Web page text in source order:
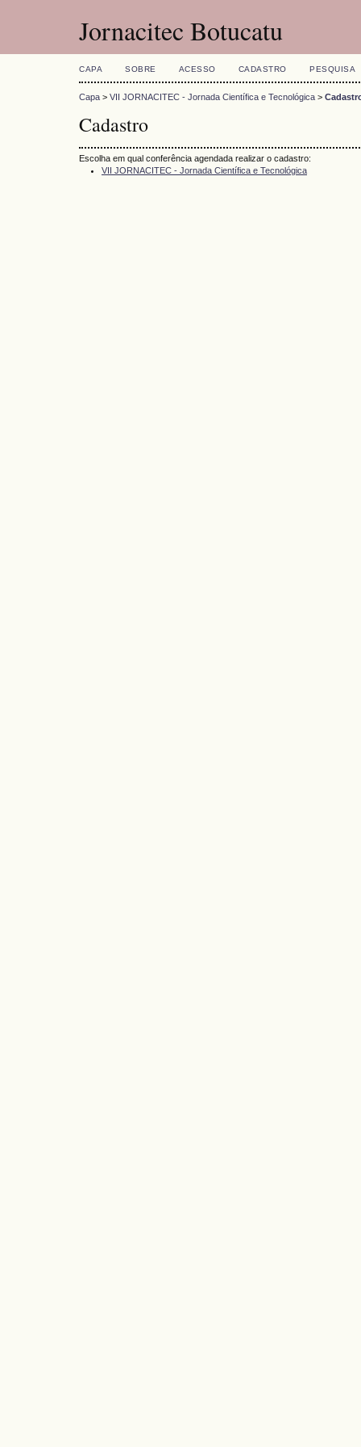
Jornacitec Botucatu
CAPA SOBRE ACESSO CADASTRO PESQUISA
Capa > VII JORNACITEC - Jornada Científica e Tecnológica >
Cadastro
Escolha em qual conferência agendada realizar o cadastro:
VII JORNACITEC - Jornada Científica e Tecnológica